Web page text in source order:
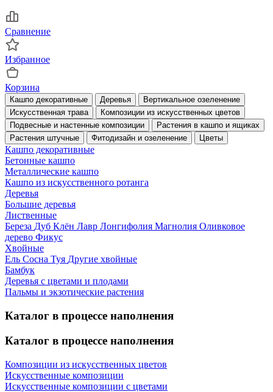
Сравнение
Избранное
Корзина
Кашпо декоративные Деревья
Вертикальное озеленение
Искусственная трава
Композиции из искусственных цветов
Подвесные и настенные композиции
Растения в кашпо и ящиках
Растения штучные
Фитодизайн и озеленение Цветы
Кашпо декоративные
Бетонные кашпо
Металлические кашпо
Кашпо из искусственного ротанга
Деревья
Большие деревья
Лиственные
Береза Дуб Клён Лавр Лонгифолия Магнолия Оливковое
дерево Фикус
Хвойные
Ель Сосна Туя Другие хвойные
Бамбук
Деревья с цветами и плодами
Пальмы и экзотические растения
Каталог в процессе наполнения
Каталог в процессе наполнения
Композиции из искусственных цветов
Искусственные композиции
Искусственные композиции с цветами